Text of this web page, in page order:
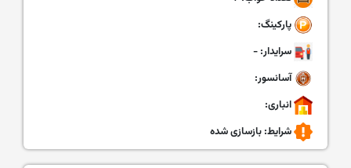
پارکینگ:
سرایدار: -
آسانسور:
انباری:
شرایط:بازسازی شده